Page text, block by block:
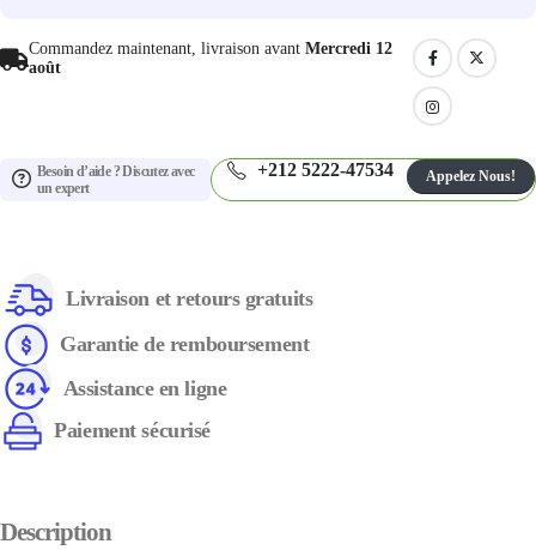
Commandez maintenant, livraison avant Mercredi 12
août
Besoin d’aide ? Discutez avec
un expert
+212 5222-47534 Appelez Nous!
Livraison et retours gratuits
Garantie de remboursement
Assistance en ligne
Paiement sécurisé
Description